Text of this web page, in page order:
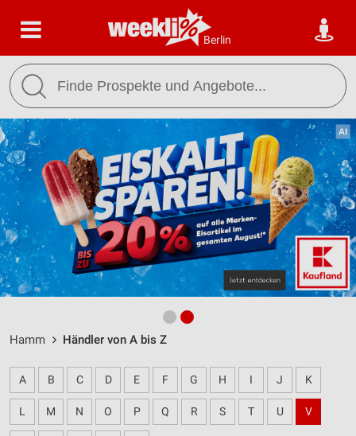
Berlin
Hamm Händler von A bis Z
A B C D E F G H I J K
L M N O P Q R S T U V